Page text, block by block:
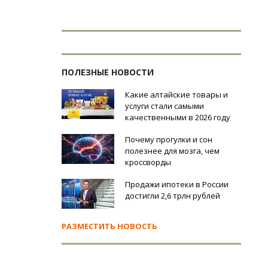
ПОЛЕЗНЫЕ НОВОСТИ
Какие алтайские товары и
услуги стали самыми
качественными в 2026 году
Почему прогулки и сон
полезнее для мозга, чем
кроссворды
Продажи ипотеки в России
достигли 2,6 трлн рублей
РАЗМЕСТИТЬ НОВОСТЬ